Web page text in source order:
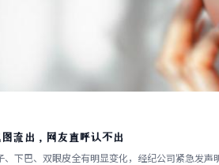
流出，网友直呼认不出
、下巴、双眼皮全有明显变化，经纪公司紧急发声